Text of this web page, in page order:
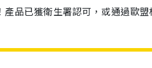
品已獲衛生署認可，或通過歐盟